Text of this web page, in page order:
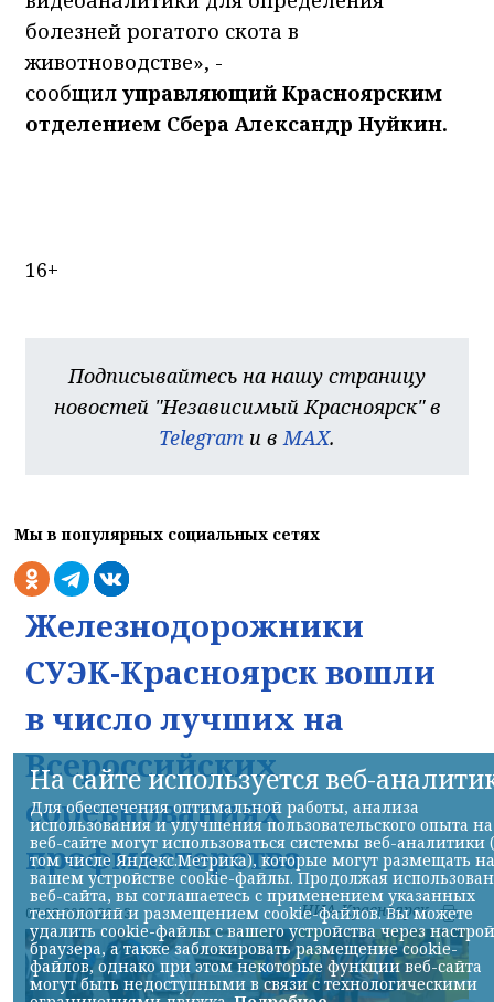
болезней рогатого скота в
животноводстве», -
сообщил управляющий Красноярским
отделением Сбера Александр Нуйкин.
16+
Подписывайтесь на нашу страницу
новостей "Независимый Красноярск" в
Telegram и вMAX.
Мы в популярных социальных сетях
Железнодорожники
СУЭК-Красноярск вошли
в число лучших на
Всероссийских
соревнованиях
профмастерства
07.08.2026 22:13 НИА-Красноярск
На сайте используется веб-
Для обеспечения оптимальной работы, анализа
использования и улучшения пользовательского опыта на
веб-сайте могут использоваться системы веб-аналитики
том числе Яндекс.Метрика), которые могут размещать на
вашем устройстве cookie-файлы. Продолжая
веб-сайта, вы соглашаетесь с применением указанных
технологий и размещением cookie-файлов. Вы можете
удалить cookie-файлы с вашего устройства через
браузера, а также заблокировать размещение cookie-
файлов, однако при этом некоторые функции веб-сайта
могут быть недоступными в связи с технологическими